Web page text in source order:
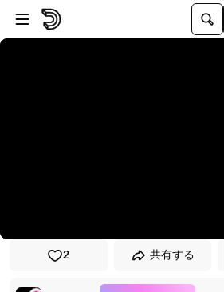
プレイヤーにスキップ
メインコンテンツにスキップ
2 共有する